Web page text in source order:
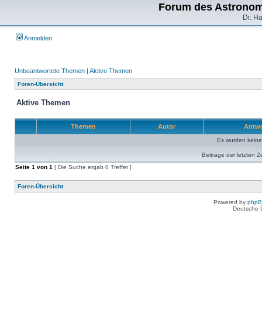
Forum des
Dr.
Anmelden
Unbeantwortete Themen | Aktive Themen
Foren-Übersicht
Aktive Themen
Themen Autor
Es wurden
Beiträge der letzten
Seite 1 von 1 [ Die Suche ergab 0 Treffer ]
Foren-Übersicht
Powered by
Deutsche